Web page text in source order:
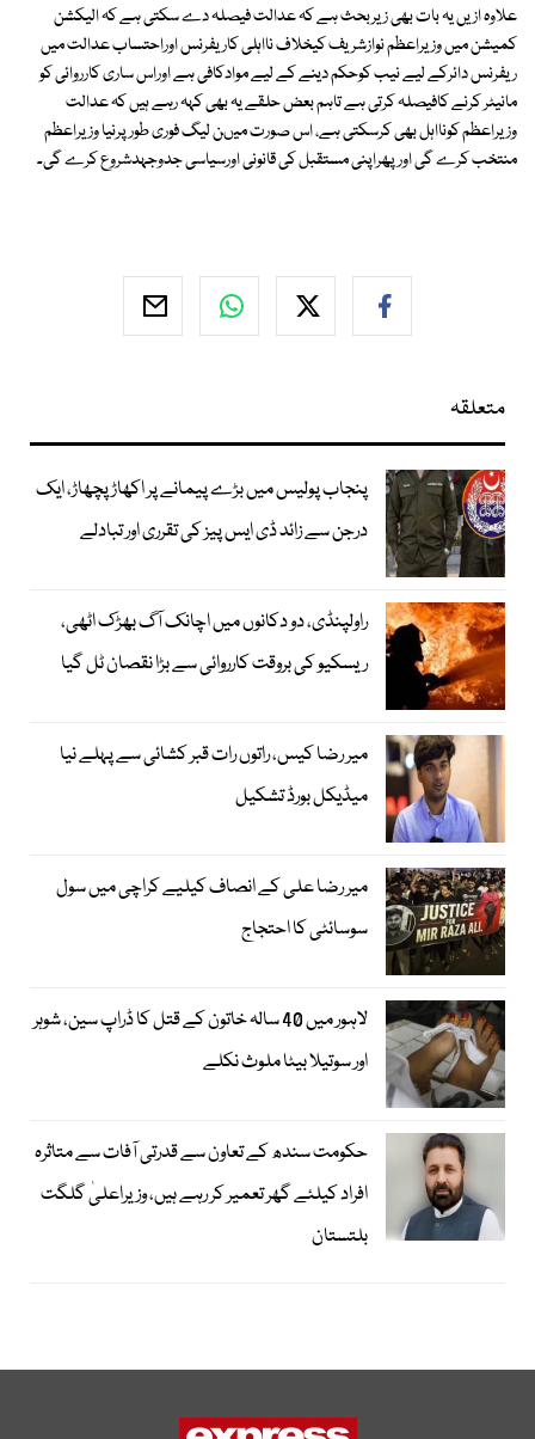
علاوہ ازیں یہ بات بھی زیربحث ہے کہ عدالت فیصلہ دے سکتی ہے کہ الیکشن
کمیشن میں وزیراعظم نوازشریف کیخلاف نااہلی کاریفرنس اوراحتساب عدالت میں
ریفرنس دائرکے لیے نیب کوحکم دینے کے لیے موادکافی ہے اوراس ساری کارروائی کو
مانیٹر کرنے کافیصلہ کرتی ہے تاہم بعض حلقے یہ بھی کہہ رہے ہیں کہ عدالت
وزیراعظم کونااہل بھی کرسکتی ہے، اس صورت میںن لیگ فوری طورپرنیا وزیراعظم
منتخب کرے گی اورپھراپنی مستقبل کی قانونی اورسیاسی جدوجہدشروع کرے گی۔
متعلقہ
پنجاب پولیس میں بڑے پیمانے پر اکھاڑ پچھاڑ، ایک
درجن سے زائد ڈی ایس پیز کی تقرری اور تبادلے
راولپنڈی، دو دکانوں میں اچانک آگ بھڑک اٹھی،
ریسکیو کی بروقت کارروائی سے بڑا نقصان ٹل گیا
میر رضا کیس، راتوں رات قبر کشائی سے پہلے نیا
میڈیکل بورڈ تشکیل
میر رضا علی کے انصاف کیلیے کراچی میں سول
سوسائٹی کا احتجاج
لاہور میں 40 سالہ خاتون کے قتل کا ڈراپ سین، شوہر
اور سوتیلا بیٹا ملوث نکلے
حکومت سندھ کے تعاون سے قدرتی آفات سے متاثرہ
افراد کیلئے گھر تعمیر کر رہے ہیں، وزیراعلیٰ گلگت
بلتستان